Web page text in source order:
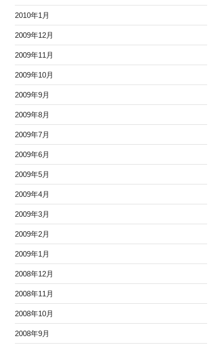
2010年1月
2009年12月
2009年11月
2009年10月
2009年9月
2009年8月
2009年7月
2009年6月
2009年5月
2009年4月
2009年3月
2009年2月
2009年1月
2008年12月
2008年11月
2008年10月
2008年9月